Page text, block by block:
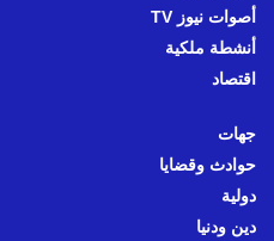
أصوات نيوز TV
أنشطة ملكية
اقتصاد
جهات
حوادث وقضايا
دولية
دين ودنيا